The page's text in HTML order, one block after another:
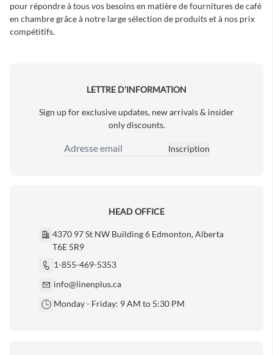
pour répondre à tous vos besoins en matière de fournitures de café
en chambre grâce à notre large sélection de produits et à nos prix
compétitifs.
LETTRE D’INFORMATION
Sign up for exclusive updates, new arrivals & insider
only discounts.
Adresse email
Inscription
HEAD OFFICE
4370 97 St NW Building 6 Edmonton, Alberta
T6E 5R9
1-855-469-5353
info@linenplus.ca
Monday - Friday: 9 AM to 5:30 PM